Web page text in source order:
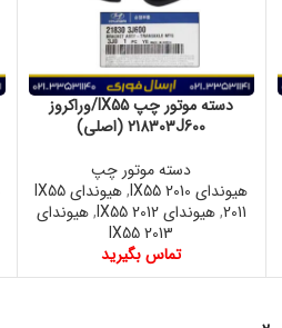
دسته موتور چپ IX55/وراکروز
218303J600 (اصلی)
دسته موتور چپ
هیوندای IX55 2010
,
هیوندای IX55
2011
,هیوندای IX55 2012 ,هیوندای
IX55 2013
تماس بگیرید